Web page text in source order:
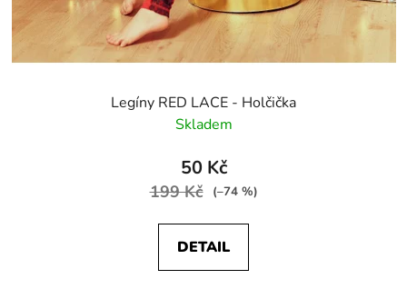
Legíny RED LACE - Holčička
Skladem
50 Kč
199 Kč (–74 %)
DETAIL